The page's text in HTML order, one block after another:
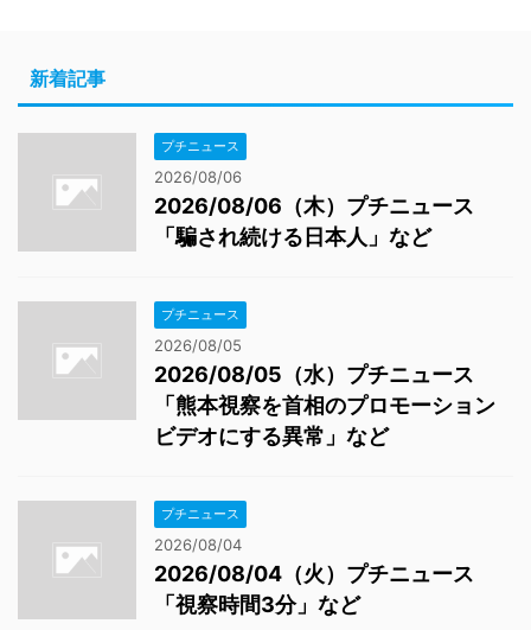
新着記事
プチニュース
2026/08/06
2026/08/06（木）プチニュース
「騙され続ける日本人」など
プチニュース
2026/08/05
2026/08/05（水）プチニュース
「熊本視察を首相のプロモーション
ビデオにする異常」など
プチニュース
2026/08/04
2026/08/04（火）プチニュース
「視察時間3分」など